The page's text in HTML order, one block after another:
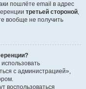
пошлёте email в адрес
третьей стороной,
вообще не получить
с администрацией»,
воспользоваться